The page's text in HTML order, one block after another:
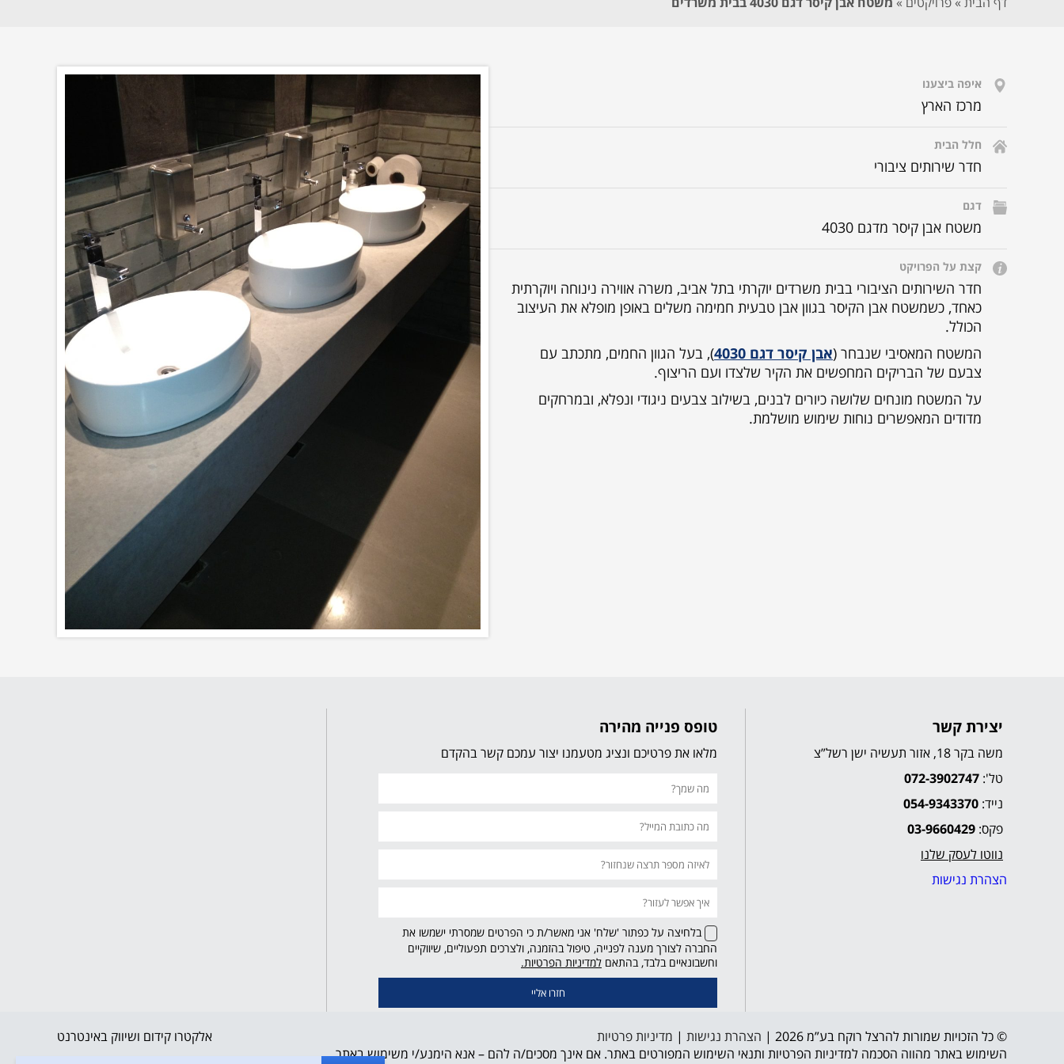
איפה ביצענו
מרכז הארץ
חלל הבית
חדר שירותים ציבורי
דגם
משטח אבן קיסר מדגם 4030
קצת על הפרויקט
חדר השירותים הציבורי בבית משרדים יוקרתי בתל אביב, משרה אווירה נינוחה ויוקרתית
כאחד, כשמשטח אבן הקיסר בגוון אבן טבעית חמימה משלים באופן מופלא את העיצוב
הכולל.
המשטח המאסיבי שנבחר (אבן קיסר דגם 4030
), בעל הגוון החמים, מתכתב עם
צבעם של הבריקים המחפשים את הקיר שלצדו ועם הריצוף.
על המשטח מונחים שלושה כיורים לבנים, בשילוב צבעים ניגודי ונפלא, ובמרחקים
מדודים המאפשרים נוחות שימוש מושלמת.
יצירת קשר
משה בקר 18, אזור תעשיה ישן רשל”צ
טל': 072-3902747
נייד: 054-9343370
פקס: 03-9660429
נווטו לעסק שלנו
הצהרת נגישות
טופס פנייה מהירה
מלאו את פרטיכם ונציג מטעמנו יצור עמכם קשר בהקדם
בלחיצה על כפתור 'שלח' אני מאשר/ת כי הפרטים שמסרתי ישמשו את
החברה לצורך מענה לפנייה, טיפול בהזמנה, ולצרכים תפעוליים, שיווקיים
וחשבונאיים בלבד, בהתאם קישור
נפתח
למדיניות הפרטיות.
© כל הזכויות שמורות להרצל רוקח בע”מ 2026 | הצהרת נגישות | מדיניות פרטיות
אלקטרו קידום ושיווק באינטרנט
השימוש באתר מהווה הסכמה למדיניות הפרטיות ותנאי השימוש המפורטים באתר. אם אינך מסכים/ה להם – אנא הימנע/י משימוש באתר